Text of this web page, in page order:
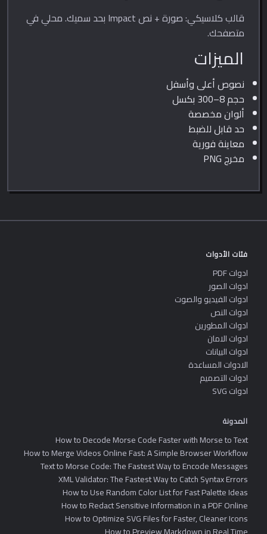
قالب كلاسيكي: صورة + نص Impact بحد سميك. محلي في
متصفحك.
الميزات
نصوص أعلى وأسفل
حجم 8–300 بكسل
ألوان مخصصة
حد قابل للضبط
معاينة فورية
مخرج PNG
فئات الأدوات
ادوات PDF
ادوات الصور
ادوات الفيديو والصوت
ادوات النص
ادوات المطورين
ادوات الامان
ادوات البيانات
الادوات المساعدة
ادوات التصميم
ادوات SVG
المدونة
How to Decode Morse Code Faster with Morse to Text
How to Merge Videos Online Fast: A Simple Browser Workflow
Text to Morse Code: The Fastest Way to Encode Messages
XML Validator: The Fastest Way to Catch Syntax Errors
How to Use Random Color List for Fast Palette Ideas
How to Redact Sensitive Information in a PDF Online
How to Optimize SVG Files for Faster, Cleaner Icons